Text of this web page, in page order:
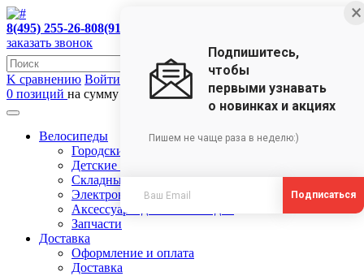
Подпишитесь,
чтобы
первыми узнавать
о новинках и акциях
Пишем не чаще раза в неделю:)
Подписаться
×
8(495) 255-26-808(910)473-35-18
заказать звонок
K сравнению Войти в ЛК
0 позиций на сумму 0 руб.
Велосипеды
Городские велосипеды
Детские велосипеды
Складные велосипеды
Электровелосипеды
Аксессуары для велосипедов
Запчасти
Доставка
Оформление и оплата
Доставка